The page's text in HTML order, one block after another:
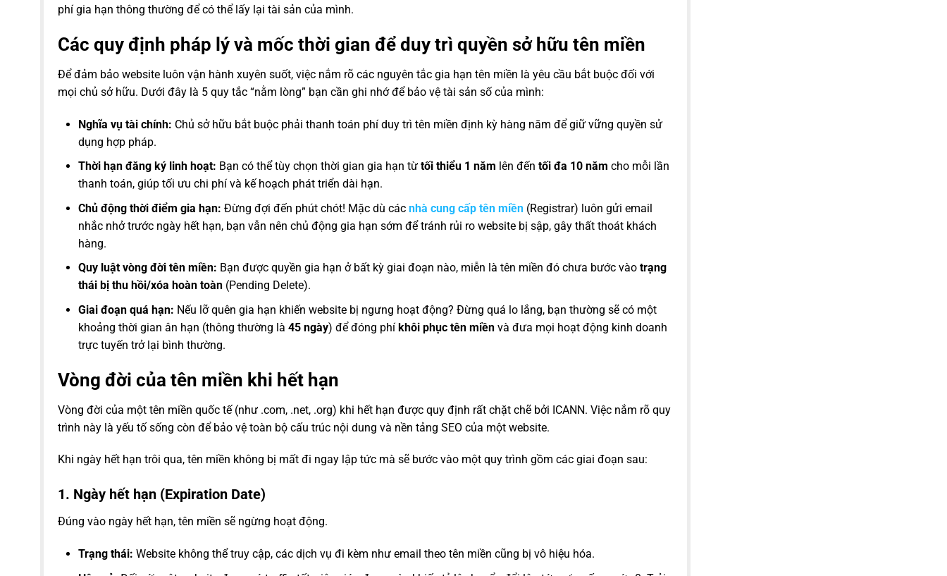
phí gia hạn thông thường để có thể lấy lại tài sản của mình.
Các quy định pháp lý và mốc thời gian để duy trì quyền sở hữu tên miền
Để đảm bảo website luôn vận hành xuyên suốt, việc nắm rõ các nguyên tắc gia hạn tên miền là yêu cầu bắt buộc đối với
mọi chủ sở hữu. Dưới đây là 5 quy tắc “nằm lòng” bạn cần ghi nhớ để bảo vệ tài sản số của mình:
Nghĩa vụ tài chính: Chủ sở hữu bắt buộc phải thanh toán phí duy trì tên miền định kỳ hàng năm để giữ vững quyền sử
dụng hợp pháp.
Thời hạn đăng ký linh hoạt: Bạn có thể tùy chọn thời gian gia hạn từ tối thiểu 1 năm lên đến tối đa 10 năm cho mỗi lần
thanh toán, giúp tối ưu chi phí và kế hoạch phát triển dài hạn.
Chủ động thời điểm gia hạn: Đừng đợi đến phút chót! Mặc dù các nhà cung cấp tên miền (Registrar) luôn gửi email
nhắc nhở trước ngày hết hạn, bạn vẫn nên chủ động gia hạn sớm để tránh rủi ro website bị sập, gây thất thoát khách
hàng.
Quy luật vòng đời tên miền: Bạn được quyền gia hạn ở bất kỳ giai đoạn nào, miễn là tên miền đó chưa bước vào trạng
thái bị thu hồi/xóa hoàn toàn (Pending Delete).
Giai đoạn quá hạn: Nếu lỡ quên gia hạn khiến website bị ngưng hoạt động? Đừng quá lo lắng, bạn thường sẽ có một
khoảng thời gian ân hạn (thông thường là 45 ngày) để đóng phí khôi phục tên miền và đưa mọi hoạt động kinh doanh
trực tuyến trở lại bình thường.
Vòng đời của tên miền khi hết hạn
Vòng đời của một tên miền quốc tế (như .com, .net, .org) khi hết hạn được quy định rất chặt chẽ bởi ICANN. Việc nắm rõ quy
trình này là yếu tố sống còn để bảo vệ toàn bộ cấu trúc nội dung và nền tảng SEO của một website.
Khi ngày hết hạn trôi qua, tên miền không bị mất đi ngay lập tức mà sẽ bước vào một quy trình gồm các giai đoạn sau:
1. Ngày hết hạn (Expiration Date)
Đúng vào ngày hết hạn, tên miền sẽ ngừng hoạt động.
Trạng thái: Website không thể truy cập, các dịch vụ đi kèm như email theo tên miền cũng bị vô hiệu hóa.